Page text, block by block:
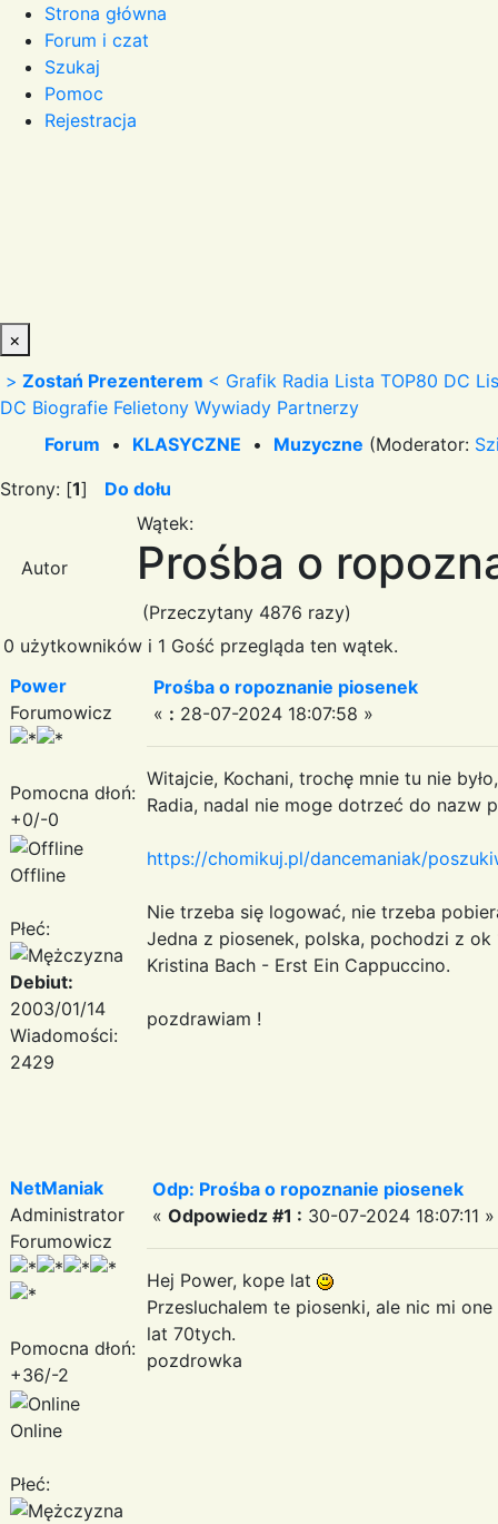
Strona główna
Forum i czat
Szukaj
Pomoc
Rejestracja
×
> Zostań Prezenterem < Grafik Radia Lista TOP80 DC
DC Biografie Felietony Wywiady Partnerzy
Forum • KLASYCZNE • Muzyczne (Moderator:
Strony: [1] Do dołu
Autor
Wątek:
Prośba o
(Przeczytany 4876 razy)
0 użytkowników i 1 Gość przegląda ten wątek.
Power
Forumowicz
Pomocna dłoń:
+0/-0
Offline
Płeć:
Debiut:
2003/01/14
Wiadomości:
2429
Prośba o ropoznanie piosenek
« : 28-07-2024 18:07:58 »
Witajcie, Kochani, trochę mnie tu nie
Radia, nadal nie moge dotrzeć do nazw
https://chomikuj.pl/dancemaniak/
Nie trzeba się logować, nie trzeba
Jedna z piosenek, polska, pochodzi z
Kristina Bach - Erst Ein Cappuccino.
pozdrawiam !
NetManiak
Administrator
Forumowicz
Pomocna dłoń:
+36/-2
Online
Płeć:
Odp: Prośba o ropoznanie piosenek
« Odpowiedz #1 : 30-07-2024 18:07:11 »
Hej Power, kope lat
Przesluchalem te piosenki, ale nic mi
lat 70tych.
pozdrowka